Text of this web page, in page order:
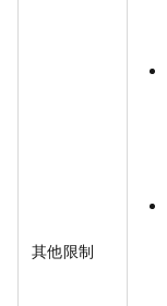
其他限制